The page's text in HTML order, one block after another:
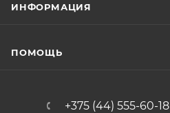
ИНФОРМАЦИЯ
ПОМОЩЬ
+375 (44) 555-60-18